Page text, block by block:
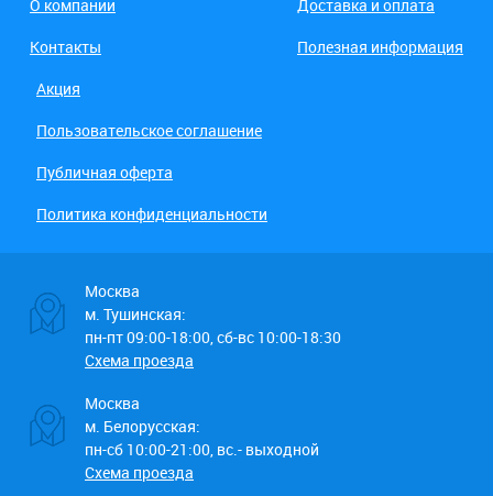
О компании
Доставка и оплата
Контакты
Полезная информация
Акция
Пользовательское соглашение
Публичная оферта
Политика конфиденциальности
Москва
м. Тушинская:
пн-пт 09:00-18:00, сб-вс 10:00-18:30
Схема проезда
Москва
м. Белорусская:
пн-сб 10:00-21:00, вс.- выходной
Схема проезда